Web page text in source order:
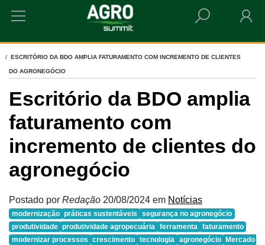
HOME
ESCRITÓRIO DA BDO AMPLIA FATURAMENTO COM INCREMENTO DE CLIENTES
DO AGRONEGÓCIO
Escritório da BDO amplia
faturamento com
incremento de clientes do
agronegócio
Postado por Redação 20/08/2024 em Notícias
modernização práticas sustentáveis
segurança no agronegócio
produtividade produtividade agropecuária ferramenta faturamento
modernizar processos crescimento tecnologia agronegócio
Mercado